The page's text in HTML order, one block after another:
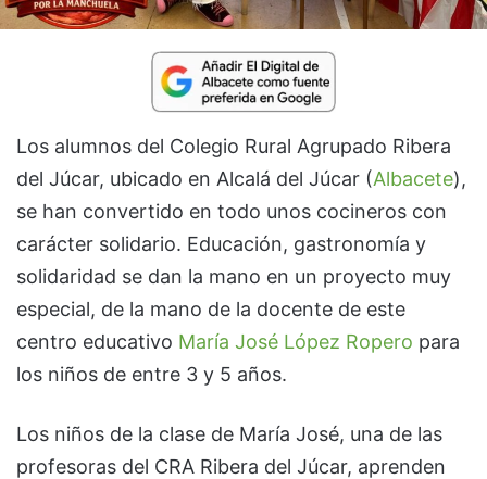
Los alumnos del Colegio Rural Agrupado Ribera
del Júcar, ubicado en Alcalá del Júcar (Albacete),
se han convertido en todo unos cocineros con
carácter solidario. Educación, gastronomía y
solidaridad se dan la mano en un proyecto muy
especial, de la mano de la docente de este
centro educativo María José López Ropero para
los niños de entre 3 y 5 años.
Los niños de la clase de María José, una de las
profesoras del CRA Ribera del Júcar, aprenden